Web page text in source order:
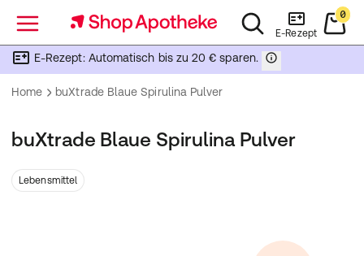
Menü E-Rezept
0
E-Rezept: Automatisch bis zu 20 € sparen.
Home buXtrade Blaue Spirulina Pulver
buXtrade Blaue Spirulina Pulver
Lebensmittel